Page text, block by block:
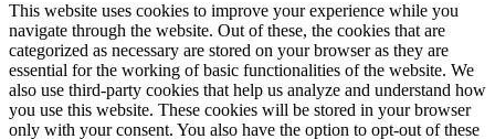
This website uses cookies to improve your experience while you
navigate through the website. Out of these, the cookies that are
categorized as necessary are stored on your browser as they are
essential for the working of basic functionalities of the website. We
also use third-party cookies that help us analyze and understand how
you use this website. These cookies will be stored in your browser
only with your consent. You also have the option to opt-out of these